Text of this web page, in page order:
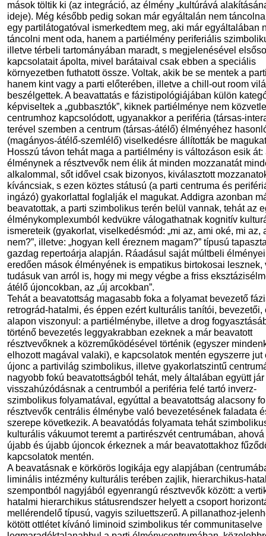
mások töltik ki (az integráció, az élmény „kultúrává
ideje). Még később pedig sokan már egyáltalán nem
egy partilátogatóval ismerkedtem meg, aki már egyáltalában
táncolni ment oda, hanem a partiélmény periferiális
illetve térbeli tartományában maradt, s megjelenésével
kapcsolatait ápolta, mivel barátaival csak ebben a speciális
környezetben futhatott össze. Voltak, akik be se mentek a
hanem kint vagy a parti előterében, illetve a chill-out room
beszélgettek. A beavattatás e fázistipológiájában külön
képviseltek a „gubbasztók”, kiknek partiélménye nem
centrumhoz kapcsolódott, ugyanakkor a periféria (társas-
terével szemben a centrum (társas-átélő) élményéhez
(magányos-átélő-szemlélő) viselkedésre állították be
Hosszú távon tehát maga a partiélmény is változáson esik át:
élménynek a résztvevők nem élik át minden mozzanatát
alkalommal, sőt idővel csak bizonyos, kiválasztott
kíváncsiak, s ezen köztes státusú (a parti centruma és
ingázó) gyakorlattal foglalják el magukat. Addigra azonban
beavatottak, a parti szimbolikus terén belül vannak, tehát az
élménykomplexumból kedvükre válogathatnak kognitív
ismereteik (gyakorlat, viselkedésmód: „mi az, ami oké, mi az,
nem?”, illetve: „hogyan kell éreznem magam?” típusú
gazdag repertoárja alapján. Ráadásul saját múltbeli
eredően mások élményének is empatikus birtokosai lesznek,
tudásuk van arról is, hogy mi megy végbe a friss
átélő újoncokban, az „új arcokban”.
Tehát a beavatottság magasabb foka a folyamat bevezető
retrográd-hatalmi, és éppen ezért kulturális tanítói, bevezetői,
alapon viszonyul: a partiélménybe, illetve a drog
történő bevezetés leggyakrabban ezeknek a már beavatott
résztvevőknek a közreműködésével történik (egyszer
elhozott magával valaki), e kapcsolatok mentén egyszerre jut
újonc a partivilág szimbolikus, illetve gyakorlatszintű
nagyobb fokú beavatottságból tehát, mely általában együtt jár
visszahúzódásnak a centrumból a periféria felé tartó inverz-
szimbolikus folyamatával, egyúttal a beavatottság alacsony
résztvevők centrális élménybe való bevezetésének faladata
szerepe következik. A beavatódás folyamata tehát
kulturális vákuumot teremt a partirészvét centrumában,
újabb és újabb újoncok érkeznek a már beavatottakhoz
kapcsolatok mentén.
A beavatásnak e körkörös logikája egy alapjában
liminális intézmény kulturális terében zajlik, hierarchikus-
szempontból nagyjából egyenrangú résztvevők között: a
hatalmi hierarchikus státusrendszer helyett a csoport
mellérendelő típusú, vagyis sziluettszerű. A pillanathoz-
kötött ottlétet kívánó liminoid szimbolikus tér communitaselve